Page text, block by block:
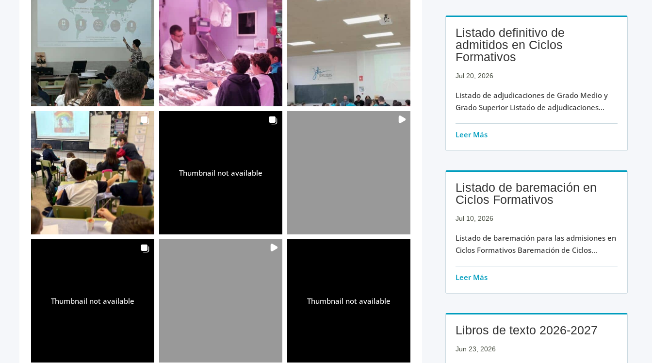
Thumbnail not available
Thumbnail not available Thumbnail not available
Listado definitivo de
admitidos en Ciclos
Formativos
Jul 20, 2026
Listado de adjudicaciones de Grado Medio y
Grado Superior Listado de adjudicaciones...
Leer Más
Listado de baremación en
Ciclos Formativos
Jul 10, 2026
Listado de baremación para las admisiones en
Ciclos Formativos Baremación de Ciclos...
Leer Más
Libros de texto 2026-2027
Jun 23, 2026